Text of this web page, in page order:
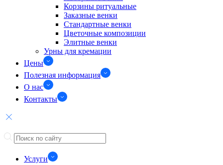
Корзины ритуальные
Заказные венки
Стандартные венки
Цветочные композиции
Элитные венки
Урны для кремации
Цены
Полезная информация
О нас
Контакты
Услуги